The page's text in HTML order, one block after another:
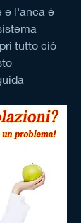
e l'anca è
tutto ciò